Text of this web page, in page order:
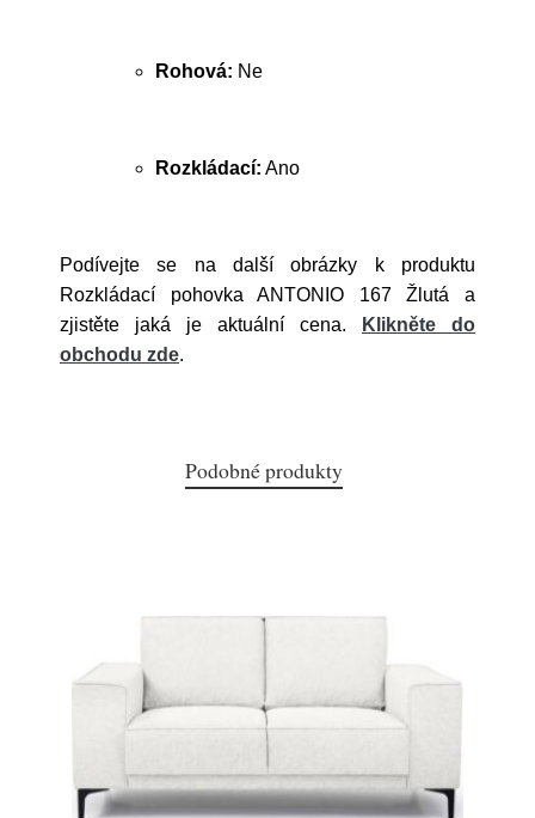
Rohová: Ne
Rozkládací: Ano
Podívejte se na další obrázky k produktu
Rozkládací pohovka ANTONIO 167 Žlutá a
zjistěte jaká je aktuální cena.
Klikněte do
obchodu zde.
Podobné produkty